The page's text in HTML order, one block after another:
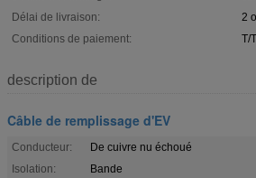
Délai de livraison:
2
Conditions de paiement:
T/T
description de
Câble de remplissage d'EV
Conducteur:
De cuivre nu échoué
Isolation:
Bande